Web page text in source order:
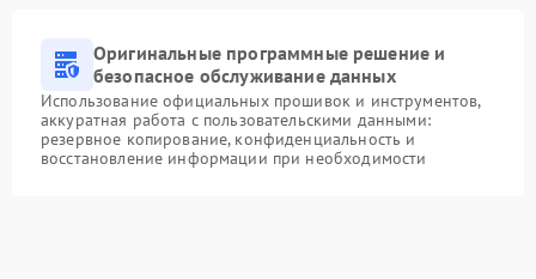
Оригинальные программные решение и
безопасное обслуживание данных
Использование официальных прошивок и инструментов,
аккуратная работа с пользовательскими данными:
резервное копирование, конфиденциальность и
восстановление информации при необходимости